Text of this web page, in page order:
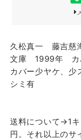
久松真一 藤吉慈
文庫 1999年 カ
カバー少ヤケ、
シミ有
送料について→1
円。それ以上の